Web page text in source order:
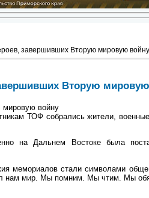
завершивших Вторую мировую войну
Вторую
мировую войну
ТОФ собрались жители,
на Дальнем Востоке была
мемориалов стали символами
нам мир. Мы помним. Мы чтим. Мы